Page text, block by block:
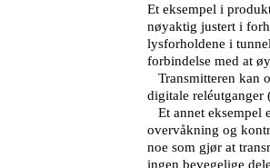
Et eksempel i
nøyaktig justert i
lysforholdene i
forbindelse med at
Transmitteren kan
digitale reléutganger
Et annet eksempel
overvåkning og
noe som gjør at
ingen bevegelige